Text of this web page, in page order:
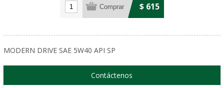
$ 615
MODERN DRIVE SAE 5W40 API SP
Contáctenos